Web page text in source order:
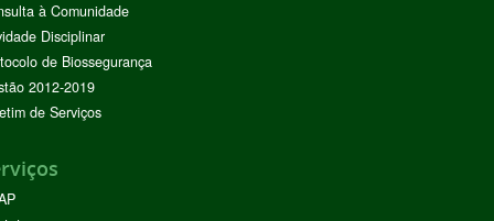
à Comunidade
Disciplinar
de Biossegurança
2012-2019
de Serviços